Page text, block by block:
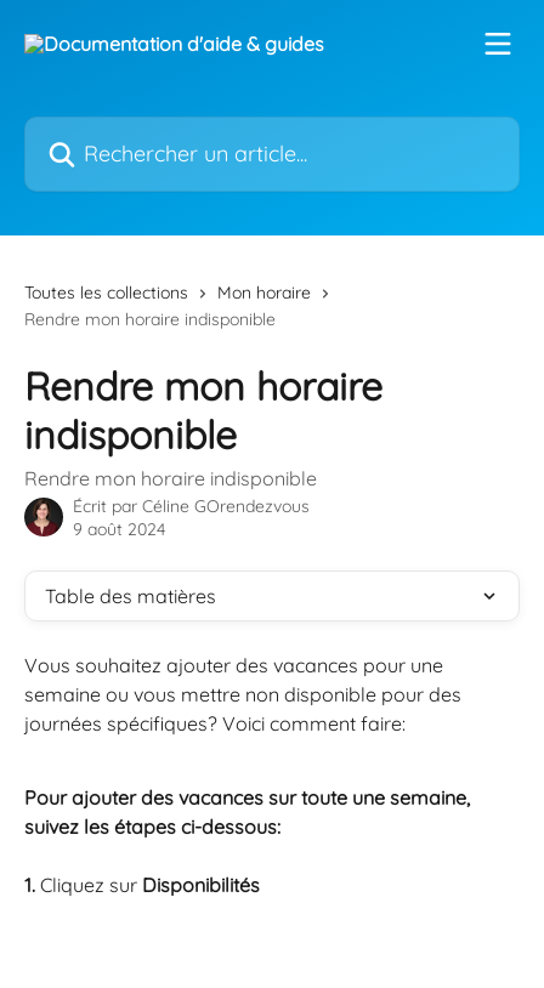
Rechercher un article...
Toutes les collections
Mon horaire
Rendre mon horaire indisponible
Rendre mon horaire
indisponible
Rendre mon horaire indisponible
Écrit par Céline GOrendezvous
9 août 2024
Table des matières
Vous souhaitez ajouter des vacances pour une
semaine ou vous mettre non disponible pour des
journées spécifiques? Voici comment faire:
Pour ajouter des vacances sur toute une semaine,
suivez les étapes ci-dessous:
1. Cliquez sur Disponibilités